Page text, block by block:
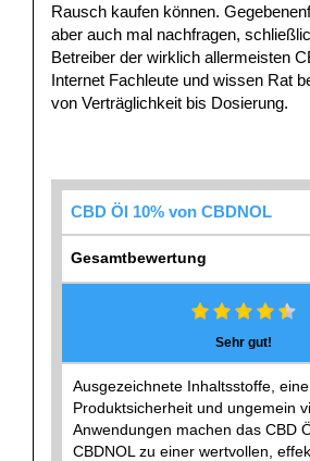
Rausch kaufen können.
aber auch mal nachfragen,
Betreiber der wirklich allermeisten
Internet Fachleute und wissen Rat
von Verträglichkeit bis Dosierung.
CBD Öl 10% von CBDNOL
Gesamtbewertung
Sehr gut!
Ausgezeichnete Inhaltsstoffe,
Produktsicherheit und ungemein
Anwendungen machen das CBD
CBDNOL zu einer wertvollen,